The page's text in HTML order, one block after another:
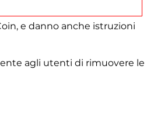
e danno anche istruzioni
agli utenti di rimuovere le